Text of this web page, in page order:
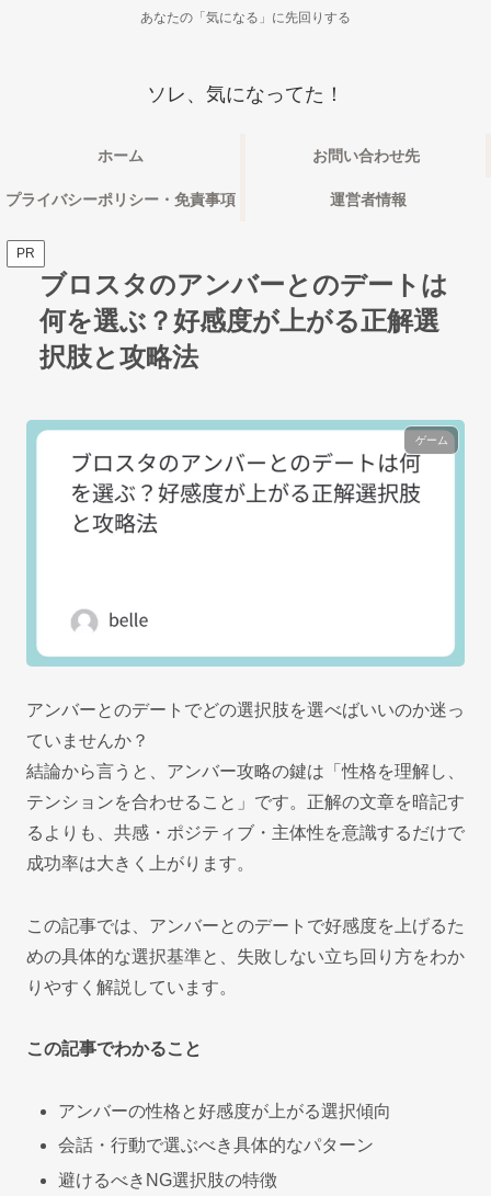
あなたの「気になる」に先回りする
ソレ、気になってた！
ホーム お問い合わせ先
プライバシーポリシー・免責事項 運営者情報
PR
ブロスタのアンバーとのデートは
何を選ぶ？好感度が上がる正解選
択肢と攻略法
ゲーム
アンバーとのデートでどの選択肢を選べばいいのか迷っ
ていませんか？
結論から言うと、アンバー攻略の鍵は「性格を理解し、
テンションを合わせること」です。正解の文章を暗記す
るよりも、共感・ポジティブ・主体性を意識するだけで
成功率は大きく上がります。
この記事では、アンバーとのデートで好感度を上げるた
めの具体的な選択基準と、失敗しない立ち回り方をわか
りやすく解説しています。
この記事でわかること
アンバーの性格と好感度が上がる選択傾向
会話・行動で選ぶべき具体的なパターン
避けるべきNG選択肢の特徴